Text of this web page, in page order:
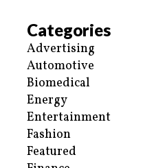
Categories
Advertising
Automotive
Biomedical
Energy
Entertainment
Fashion
Featured